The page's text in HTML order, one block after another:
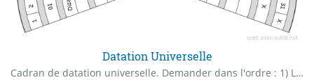
Datation Universelle
Cadran de datation universelle. Demander dans l'ordre : 1) L'ère (Avant JC / Après JC) 2) Les couples unité de l'année/valeur (ex : si "Millénaire" et "2" = 2000) 3) Le mois (s'il n'est pas signifiant cela peut être "X") 4) Le jour (s'il n'est pas signifiant cela peut être "X") Raccourci : Ne demander que la première unité pour l'année, puis ensuite les valeurs en descendant